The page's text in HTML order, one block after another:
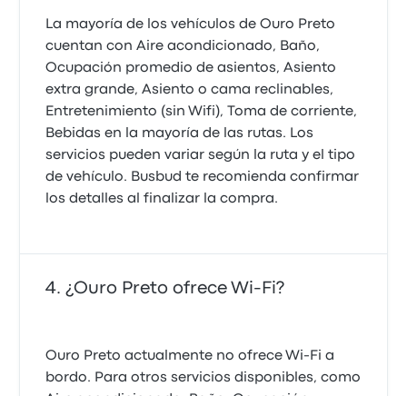
La mayoría de los vehículos de Ouro Preto
cuentan con Aire acondicionado, Baño,
Ocupación promedio de asientos, Asiento
extra grande, Asiento o cama reclinables,
Entretenimiento (sin Wifi), Toma de corriente,
Bebidas en la mayoría de las rutas. Los
servicios pueden variar según la ruta y el tipo
de vehículo. Busbud te recomienda confirmar
los detalles al finalizar la compra.
¿Ouro Preto ofrece Wi‑Fi?
Ouro Preto actualmente no ofrece Wi‑Fi a
bordo. Para otros servicios disponibles, como